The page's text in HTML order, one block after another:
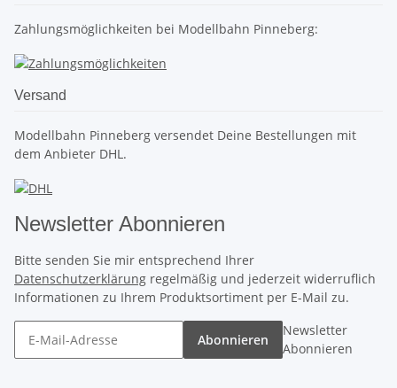
Zahlungsmöglichkeiten bei Modellbahn Pinneberg:
Versand
Modellbahn Pinneberg versendet Deine Bestellungen mit
dem Anbieter DHL.
Newsletter Abonnieren
Bitte senden Sie mir entsprechend Ihrer
Datenschutzerklärung regelmäßig und jederzeit widerruflich
Informationen zu Ihrem Produktsortiment per E-Mail zu.
Abonnieren
Newsletter
Abonnieren